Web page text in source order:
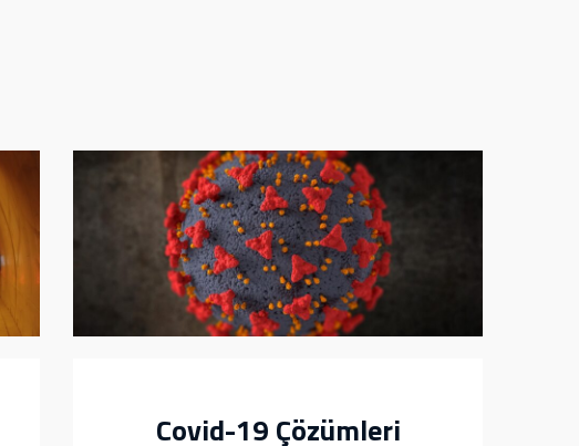
Covid-19 Çözümleri